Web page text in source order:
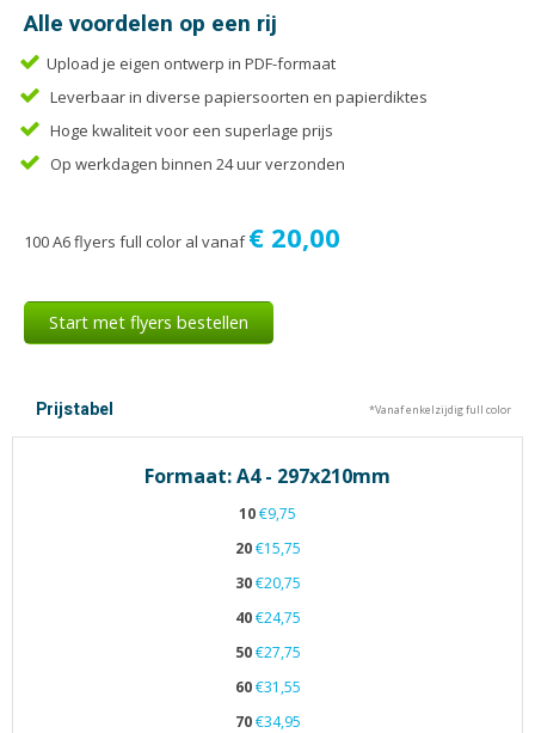
Scripties
Visitekaartjes
Alle voordelen op een rij
Upload je eigen ontwerp in PDF-formaat
Leverbaar in diverse papiersoorten en papierdiktes
Hoge kwaliteit voor een superlage prijs
Op werkdagen binnen 24 uur verzonden
100 A6 flyers full color al vanaf€ 20,00
Start met flyers bestellen
Prijstabel *Vanaf enkelzijdig full color
Formaat: A4 - 297x210mm
10€9,75
20€15,75
30€20,75
40€24,75
50€27,75
60€31,55
70€34,95